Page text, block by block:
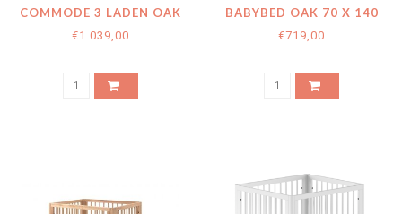
COMMODE 3 LADEN OAK
€1.039,00
BABYBED OAK 70 X 140
CM + OMBOUW TODDLER
€719,00